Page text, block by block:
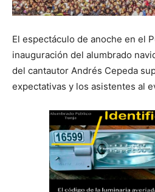
El espectáculo de anoche en el
inauguración del alumbrado
del cantautor Andrés Cepeda
expectativas y los asistentes al